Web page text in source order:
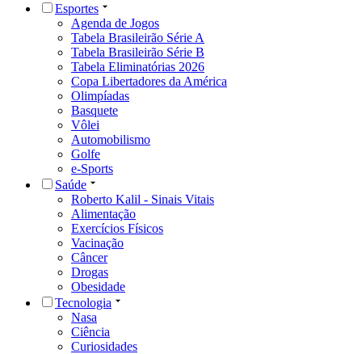
Esportes
Agenda de Jogos
Tabela Brasileirão Série A
Tabela Brasileirão Série B
Tabela Eliminatórias 2026
Copa Libertadores da América
Olimpíadas
Basquete
Vôlei
Automobilismo
Golfe
e-Sports
Saúde
Roberto Kalil - Sinais Vitais
Alimentação
Exercícios Físicos
Vacinação
Câncer
Drogas
Obesidade
Tecnologia
Nasa
Ciência
Curiosidades